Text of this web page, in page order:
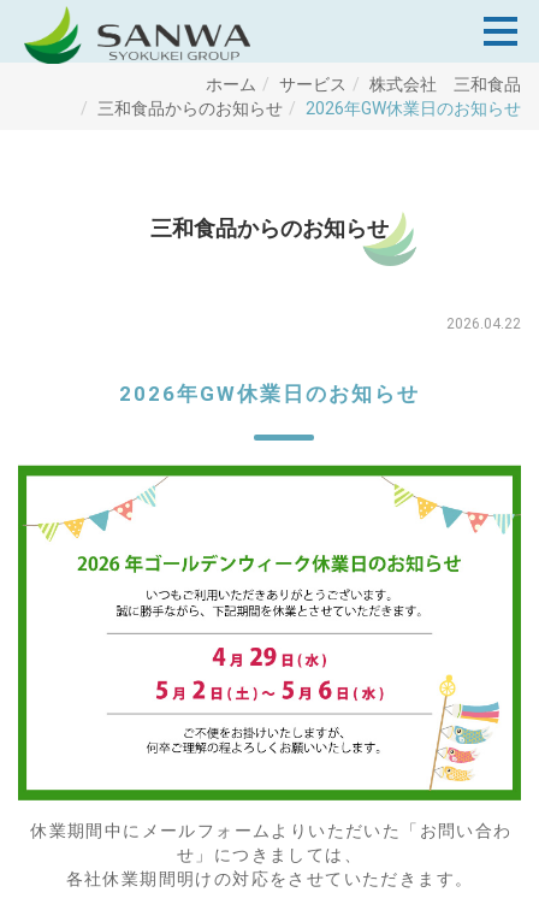
ホーム サービス
株式会社 三和食品
三和食品からのお知らせ
2026年GW休業日のお知らせ
三和食品からのお知らせ
2026.04.22
2026年GW休業日のお知らせ
休業期間中にメールフォームよりいただいた「お問い合わ
せ」につきましては、
各社休業期間明けの対応をさせていただきます。